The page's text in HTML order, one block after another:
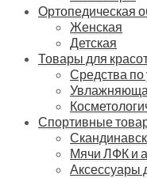
Ортопедическая
Женская
Детская
Товары для
Средства по
Спортивные
Мячи ЛФК и
Аксессуары